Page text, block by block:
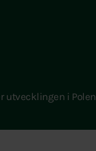
utvecklingen i Polen